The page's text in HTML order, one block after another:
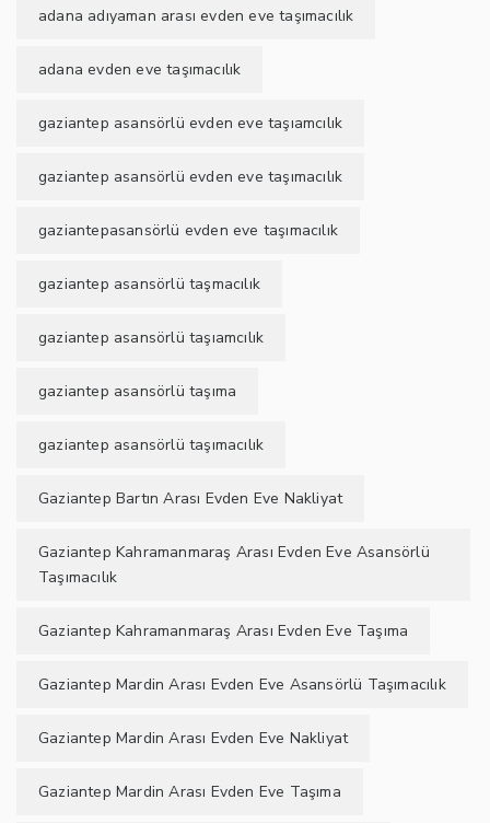
adana adıyaman arası evden eve taşımacılık
adana evden eve taşımacılık
gaziantep asansörlü evden eve taşıamcılık
gaziantep asansörlü evden eve taşımacılık
gaziantepasansörlü evden eve taşımacılık
gaziantep asansörlü taşmacılık
gaziantep asansörlü taşıamcılık
gaziantep asansörlü taşıma
gaziantep asansörlü taşımacılık
Gaziantep Bartın Arası Evden Eve Nakliyat
Gaziantep Kahramanmaraş Arası Evden Eve Asansörlü
Taşımacılık
Gaziantep Kahramanmaraş Arası Evden Eve Taşıma
Gaziantep Mardin Arası Evden Eve Asansörlü Taşımacılık
Gaziantep Mardin Arası Evden Eve Nakliyat
Gaziantep Mardin Arası Evden Eve Taşıma